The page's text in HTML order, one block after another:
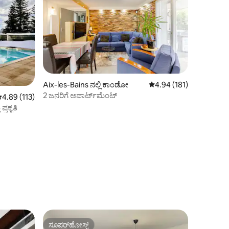
ರಲ್ಲಿ 4.89 ಸರಾಸರಿ ರೇಟಿಂಗ್, 113 ವಿಮರ್ಶೆಗಳು
4.89 (113)
Aix-les-Bains ನಲ್ಲಿ ಕಾಂಡೋ 5 ರಲ್ಲಿ 4.94 ಸರಾಸರಿ
4.94 (181)
2 ಜನರಿಗೆ ಅಪಾರ್ಟ್‌ಮೆಂಟ್
ಸೂಪರ್‌ಹೋಸ್ಟ್